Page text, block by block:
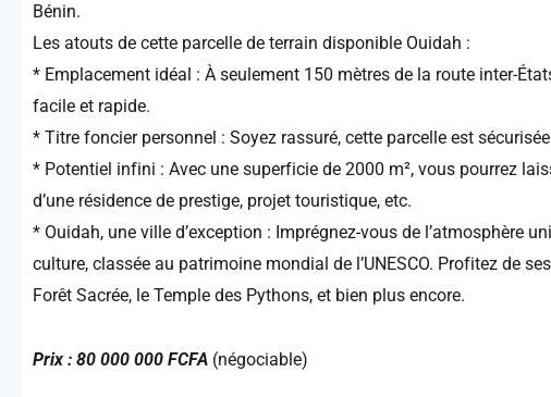
Bénin.
Les atouts de cette parcelle de terrain disponible Ouidah :
* Emplacement idéal : À seulement 150 mètres de la route inter-
facile et rapide.
* Titre foncier personnel : Soyez rassuré, cette parcelle est
* Potentiel infini : Avec une superficie de 2000 m², vous pourrez
d’une résidence de prestige, projet touristique, etc.
* Ouidah, une ville d’exception : Imprégnez-vous de l’atmosphère
culture, classée au patrimoine mondial de l’UNESCO. Profitez de
Forêt Sacrée, le Temple des Pythons, et bien plus encore.
Prix : 80 000 000 FCFA (négociable)